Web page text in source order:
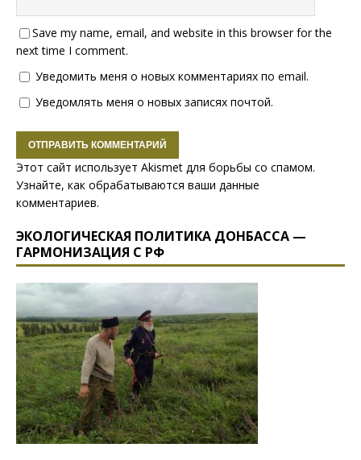
Save my name, email, and website in this browser for the
next time I comment.
Уведомить меня о новых комментариях по email.
Уведомлять меня о новых записях почтой.
Этот сайт использует Akismet для борьбы со спамом.
Узнайте, как обрабатываются ваши данные
комментариев.
ЭКОЛОГИЧЕСКАЯ ПОЛИТИКА ДОНБАССА —
ГАРМОНИЗАЦИЯ С РФ